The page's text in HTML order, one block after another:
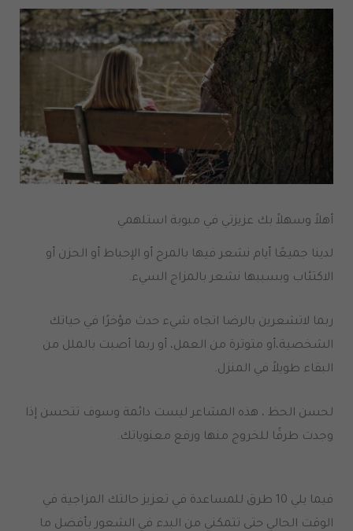
أهلاً وسهلاً بك عزيزتي في مبوبة استلهمي
لدينا جميعًا أيام نشعر فيها بالمرح أو الإحباط أو الحزن أو
الاكتئاب وبسببها نشعر بالمزاج السيء.
ربما لاتشعرين بالرضا اتجاه شيء حدث مؤخرًا في حياتك
الشخصية،أو متوترة من العمل، أو ربما أصبت بالملل من
البقاء طويلاً في المنزل.
لحسن الحظ ، هذه المشاعر ليست دائمة وسوف تتحسن إذا
وجدت طرقًا للخروج منها ورفع معنوياتك.
فيما يلي
طرق للمساعدة في تعزيز حالتك المزاجية في
الوقت الحالي حتى تتمكني من البدء في الشعور بأفضل ما